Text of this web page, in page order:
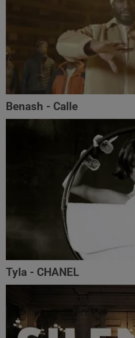
Benash - Calle
Tyla - CHANEL